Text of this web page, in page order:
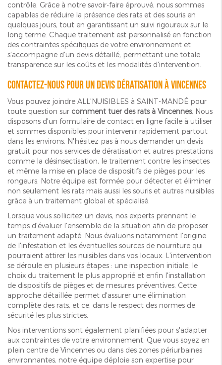
contrôle. Grâce à notre savoir-faire éprouvé, nous sommes
capables de réduire la présence des rats et des souris en
quelques jours, tout en garantissant un suivi rigoureux sur le
long terme. Chaque traitement est personnalisé en fonction
des contraintes spécifiques de votre environnement et
s'accompagne d'un devis détaillé, permettant une totale
transparence sur les coûts et les modalités d'intervention.
Contactez-nous pour un devis dératisation à Vincennes
Vous pouvez joindre ALL'NUISIBLES à SAINT-MANDÉ pour
toute question sur comment tuer des rats à Vincennes. Nous
disposons d'un formulaire de contact en ligne facile à utiliser
et sommes disponibles pour intervenir rapidement partout
dans les environs. N'hésitez pas à nous demander un devis
gratuit pour nos services de dératisation et autres prestations
comme la désinsectisation, le traitement contre les insectes
et même la mise en place de dispositifs de pièges pour les
rongeurs. Notre équipe est formée pour détecter et éliminer
non seulement les rats mais aussi les souris et autres nuisibles
grâce à un traitement global et spécialisé.
Lorsque vous sollicitez un devis, nos experts prennent le
temps d'évaluer l'ensemble de la situation afin de proposer
un traitement adapté. Nous évaluons notamment l'origine
de l'infestation et les éventuelles sources de nourriture qui
pourraient attirer les nuisibles dans vos locaux. L'intervention
se déroule en plusieurs étapes : une inspection initiale, le
choix du traitement le plus approprié et enfin l'installation
de dispositifs de pièges et de mesures préventives. Cette
approche détaillée permet d'assurer une élimination
complète des rats, et ce, dans le respect des normes de
sécurité les plus strictes.
Nos interventions sont également planifiées pour s'adapter
aux contraintes de votre environnement. Que vous soyez en
plein centre de Vincennes ou dans des zones périurbaines
environnantes, notre équipe déploie son expertise pour